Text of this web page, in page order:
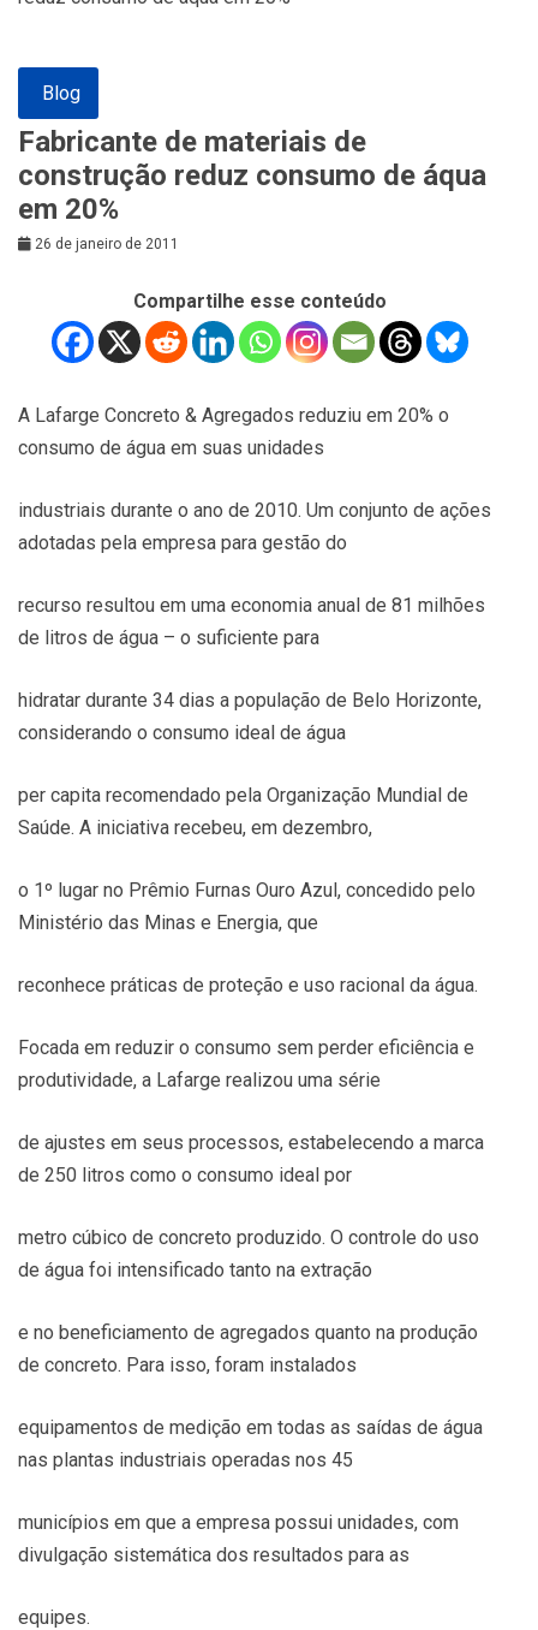
Blog
Fabricante de materiais de
construção reduz consumo de áqua
em 20%
26 de janeiro de 2011
Compartilhe esse conteúdo
A Lafarge Concreto & Agregados reduziu em 20% o
consumo de água em suas unidades
industriais durante o ano de 2010. Um conjunto de ações
adotadas pela empresa para gestão do
recurso resultou em uma economia anual de 81 milhões
de litros de água – o suficiente para
hidratar durante 34 dias a população de Belo Horizonte,
considerando o consumo ideal de água
per capita recomendado pela Organização Mundial de
Saúde. A iniciativa recebeu, em dezembro,
o 1º lugar no Prêmio Furnas Ouro Azul, concedido pelo
Ministério das Minas e Energia, que
reconhece práticas de proteção e uso racional da água.
Focada em reduzir o consumo sem perder eficiência e
produtividade, a Lafarge realizou uma série
de ajustes em seus processos, estabelecendo a marca
de 250 litros como o consumo ideal por
metro cúbico de concreto produzido. O controle do uso
de água foi intensificado tanto na extração
e no beneficiamento de agregados quanto na produção
de concreto. Para isso, foram instalados
equipamentos de medição em todas as saídas de água
nas plantas industriais operadas nos 45
municípios em que a empresa possui unidades, com
divulgação sistemática dos resultados para as
equipes.